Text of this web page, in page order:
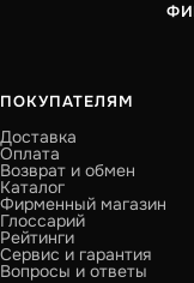
ПОКУПАТЕЛЯМ
Доставка
Оплата
Возврат и обмен
Каталог
Фирменный магазин
Глоссарий
Рейтинги
Сервис и гарантия
Вопросы и ответы